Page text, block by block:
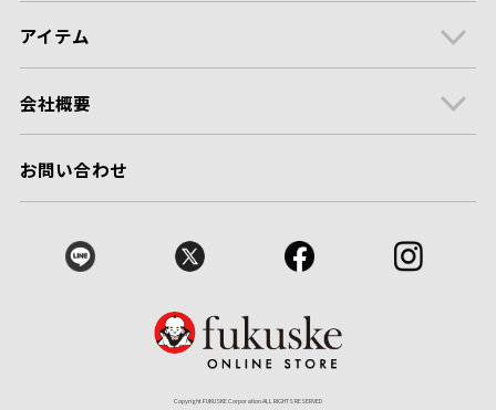
アイテム
会社概要
お問い合わせ
Copyright FUKUSKE Corporation ALL RIGHTS RESERVED